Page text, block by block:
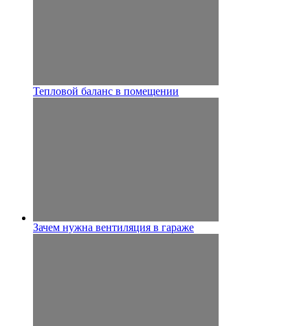
Тепловой баланс в помещении
Зачем нужна вентиляция в гараже